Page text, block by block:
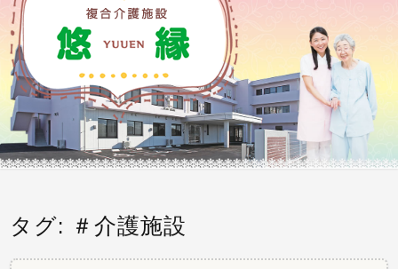
ふれあう そして自分らしく・・・
タグ: ＃介護施設